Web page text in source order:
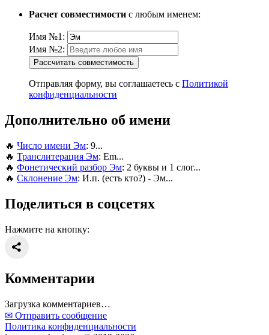
Расчет совместимости с любым именем:
Имя №1:
Имя №2:
Рассчитать совместимость
Отправляя форму, вы соглашаетесь с Политикой
конфиденциальности
Дополнительно об имени
🔥 Число имени Эм: 9...
🔥 Транслитерация Эм: Em...
🔥 Фонетический разбор Эм: 2 буквы и 1 слог...
🔥 Склонение Эм: И.п. (есть кто?) - Эм...
Поделиться в соцсетях
Нажмите на кнопку:
Комментарии
Загрузка комментариев…
✉ Отправить сообщение
Политика конфиденциальности